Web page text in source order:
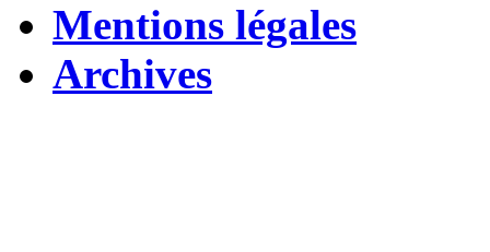
Mentions légales
Archives